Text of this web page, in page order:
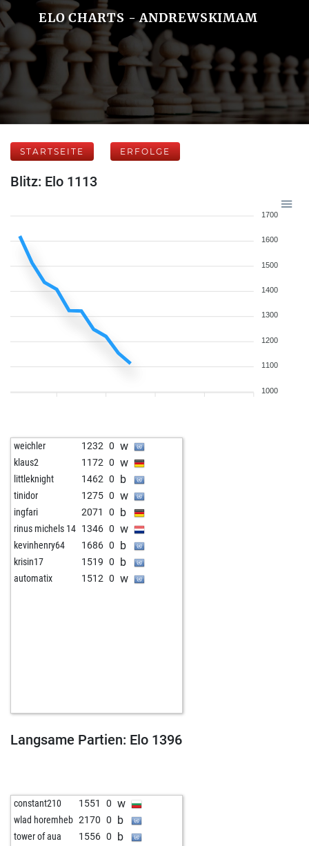
ELO CHARTS - ANDREWSKIMAM
STARTSEITE ERFOLGE
Blitz: Elo 1113
1700
1600
1500
1400
1300
1200
1100
1000
weichler 1232 0 w
klaus2 1172 0 w
littleknight 1462 0 b
tinidor 1275 0 w
ingfari 2071 0 b
rinus michels 14 1346 0 w
kevinhenry64 1686 0 b
krisin17 1519 0 b
automatix 1512 0 w
Langsame Partien: Elo 1396
constant210 1551 0 w
wlad horemheb 2170 0 b
tower of aua 1556 0 b